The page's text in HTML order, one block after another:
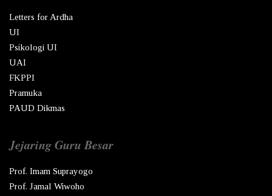
Letters for Ardha
UI
Psikologi UI
UAI
FKPPI
Pramuka
PAUD Dikmas
Jejaring Guru Besar
Prof. Imam Suprayogo
Prof. Jamal Wiwoho